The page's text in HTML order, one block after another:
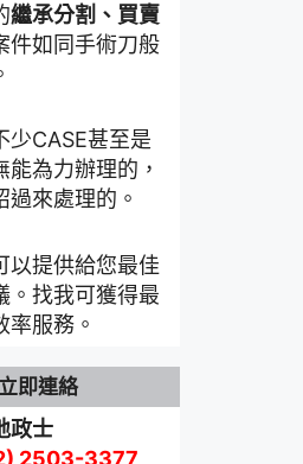
繼承分割、買賣
件如同手術刀般
少CASE甚至是
能為力辦理的，
過來處理的。
以提供給您最佳
。找我可獲得最
率服務。
立即連絡
政士
2503-3377